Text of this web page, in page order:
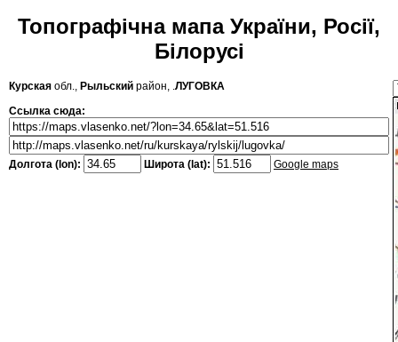
Топографічна мапа України, Росії,
Білорусі
Курская обл., Рыльский район, .ЛУГОВКА
Ссылка сюда:
Долгота (lon): Широта (lat): Google maps